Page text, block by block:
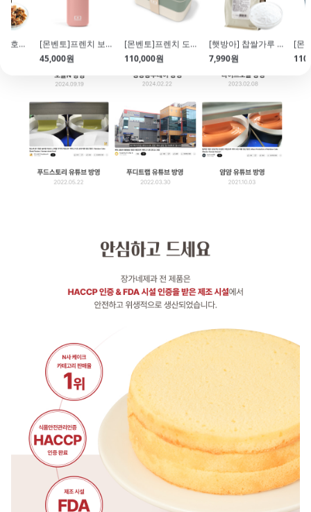
[대용량알뜰팩]호두(Walnut\/1kg)
[몬벤토]프렌치 보온병(360ml\/핑크)
45,000원
[몬벤토]프렌치 도시락통 naturalgreen
110,000원
[햇방아] 찹쌀가루 (825g\/습식\/수분약15%이내\/버터떡)
7,990원